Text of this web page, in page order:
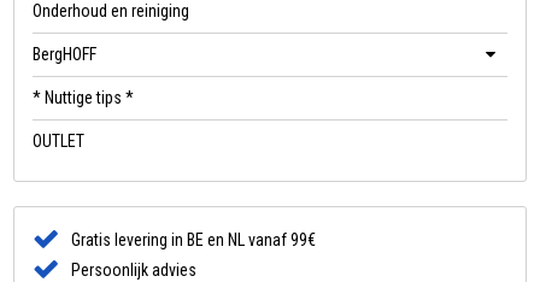
Onderhoud en reiniging
BergHOFF
* Nuttige tips *
OUTLET
Gratis levering in BE en NL vanaf 99€
Persoonlijk advies